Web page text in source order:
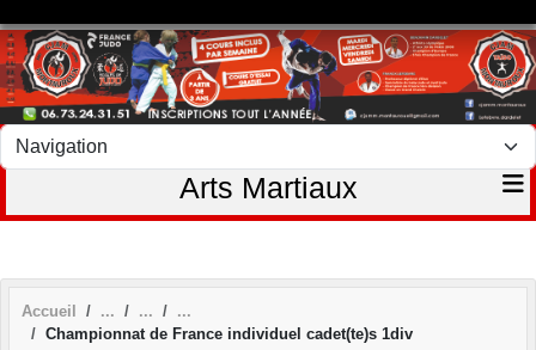
Arts Martiaux
Accueil
Championnat de France individuel cadet(te)s 1div